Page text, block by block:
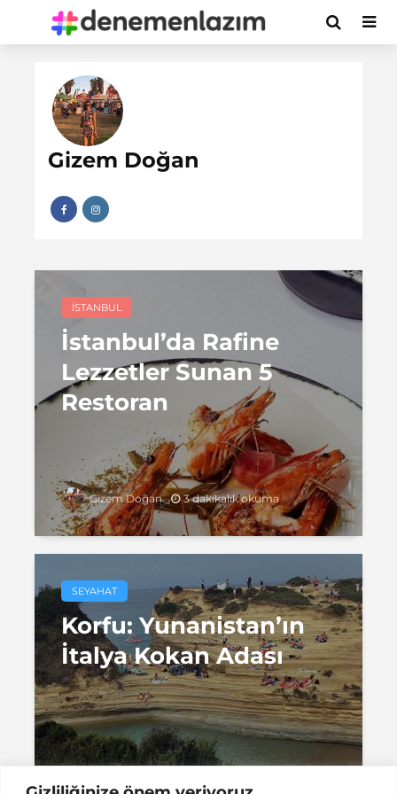
Gizem Doğan
İSTANBUL
İstanbul’da Rafine
Lezzetler Sunan 5
Restoran
Gizem Doğan 3 dakikalık okuma
SEYAHAT
Korfu: Yunanistan’ın
İtalya Kokan Adası
Gizem Doğan